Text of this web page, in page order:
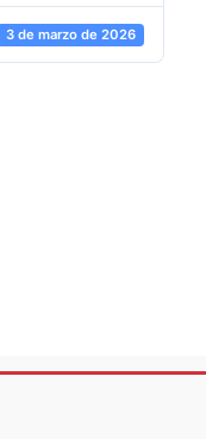
3 de marzo de 2026